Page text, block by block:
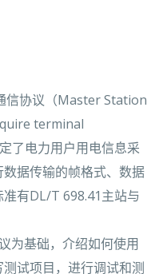
信协议（Master Station
terminal
了电力用户用电信息采
据传输的帧格式、数据
有DL/T 698.41主站与
为基础，介绍如何使用
试项目，进行调试和测